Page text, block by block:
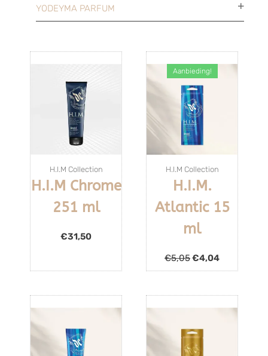
YODEYMA PARFUM
H.I.M Collection
H.I.M Chrome
251 ml
€31,50
Aanbieding!
H.I.M Collection
H.I.M.
Atlantic 15
ml
€5,05€4,04